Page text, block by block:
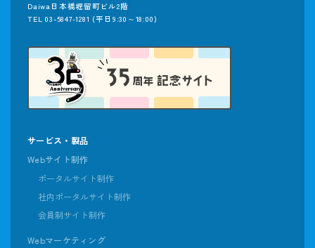
Daiwa日本橋堀留町ビル2階
TEL 03-5847-1281 (平日9:30～18:00)
サービス・製品
Webサイト制作
ポータルサイト制作
社内ポータルサイト制作
会員制サイト制作
Webマーケティング